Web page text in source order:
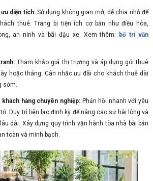
diện tích:Sử dụng không gian mở, dễ chia nhỏ để
thuê. Trang bị tiện ích cơ bản như điều hòa,
an ninh và bãi đậu xe. Xem thêm:
bố trí văn
Tham khảo giá thị trường và áp dụng gói thuê
hoặc tháng. Cân nhắc ưu đãi cho khách thuê dài
sớm.
hàng chuyên nghiệp:Phản hồi nhanh với yêu
Duy trì liên lạc định kỳ để nâng cao sự hài lòng và
dài. Xây dựng quy trình vận hành tòa nhà bài bản
toàn và minh bạch.